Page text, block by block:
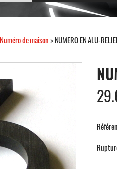
Numéro de maison> NUMERO EN ALU-